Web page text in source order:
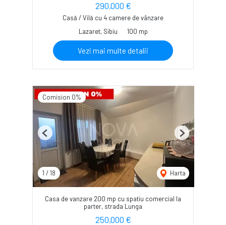
290,000 €
Casă / Vilă cu 4 camere de vânzare
Lazaret, Sibiu
100 mp
Vezi mai multe detalii
Comision 0%
1 / 18 Harta
Previous Next
Casa de vanzare 200 mp cu spatiu comercial la
parter, strada Lunga
250,000 €